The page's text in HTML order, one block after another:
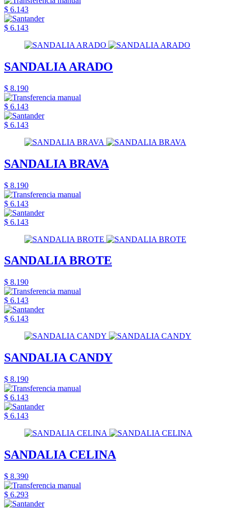
$ 6.143
$ 6.143
SANDALIA ARADO
$ 8.190
$ 6.143
$ 6.143
SANDALIA BRAVA
$ 8.190
$ 6.143
$ 6.143
SANDALIA BROTE
$ 8.190
$ 6.143
$ 6.143
SANDALIA CANDY
$ 8.190
$ 6.143
$ 6.143
SANDALIA CELINA
$ 8.390
$ 6.293